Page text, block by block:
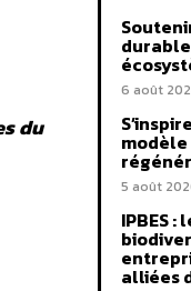
du
6 août
5 août
IPBES :
alliées